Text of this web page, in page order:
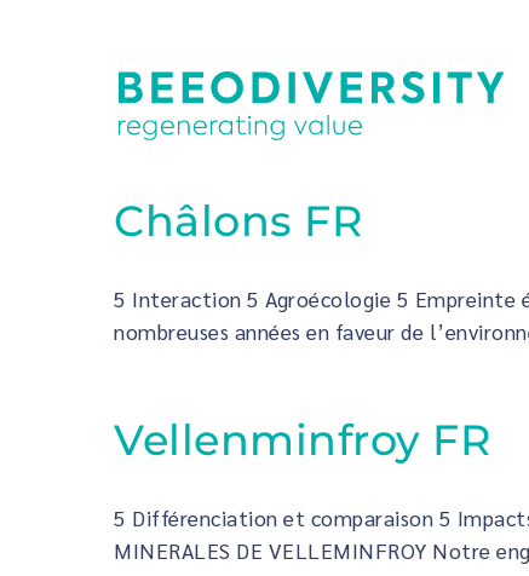
Châlons FR
5 Interaction 5 Agroécologie 5 Empreinte
nombreuses années en faveur de
Vellenminfroy FR
5 Différenciation et comparaison 5
MINERALES DE VELLEMINFROY Notre